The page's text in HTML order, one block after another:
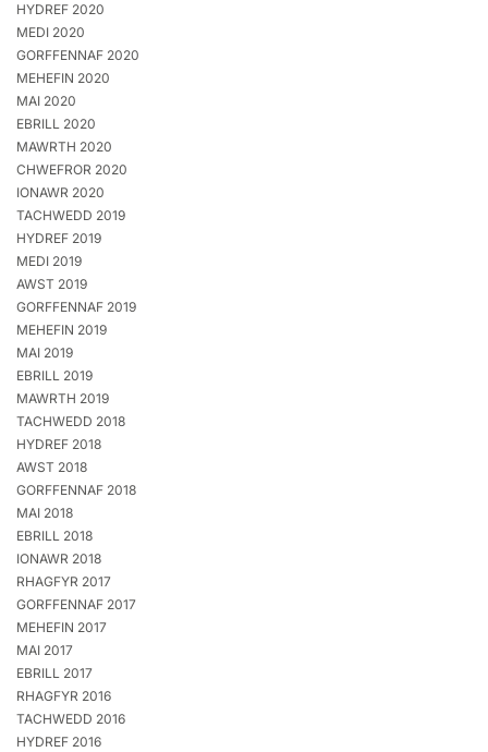
HYDREF 2020
MEDI 2020
GORFFENNAF 2020
MEHEFIN 2020
MAI 2020
EBRILL 2020
MAWRTH 2020
CHWEFROR 2020
IONAWR 2020
TACHWEDD 2019
HYDREF 2019
MEDI 2019
AWST 2019
GORFFENNAF 2019
MEHEFIN 2019
MAI 2019
EBRILL 2019
MAWRTH 2019
TACHWEDD 2018
HYDREF 2018
AWST 2018
GORFFENNAF 2018
MAI 2018
EBRILL 2018
IONAWR 2018
RHAGFYR 2017
GORFFENNAF 2017
MEHEFIN 2017
MAI 2017
EBRILL 2017
RHAGFYR 2016
TACHWEDD 2016
HYDREF 2016